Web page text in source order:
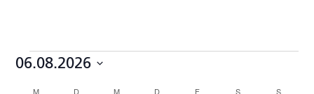
Veranstaltungen
06.08.2026
MMONTAG DDIENSTAGM MITTWOCH
DDONNERSTAG
F SSAMSTAGS